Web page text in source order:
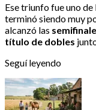
Ese triunfo fue uno
terminó siendo muy
alcanzó las
título de dobles
Seguí leyendo